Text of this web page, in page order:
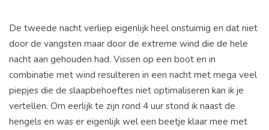
De tweede nacht verliep eigenlijk heel onstuimig en dat niet
door de vangsten maar door de extreme wind die de hele
nacht aan gehouden had. Vissen op een boot en in
combinatie met wind resulteren in een nacht met mega veel
piepjes die de slaapbehoeftes niet optimaliseren kan ik je
vertellen. Om eerlijk te zijn rond 4 uur stond ik naast de
hengels en was er eigenlijk wel een beetje klaar mee met